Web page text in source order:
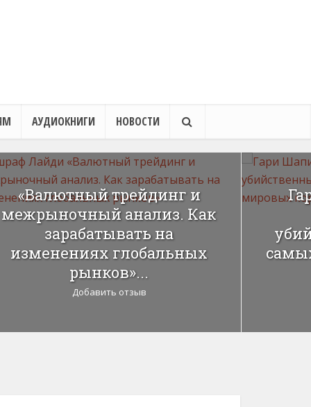
АУДИОКНИГИ НОВОСТИ
«Валютный трейдинг и
межрыночный анализ. Как
зарабатывать на
изменениях глобальных
рынков»...
Добавить отзыв